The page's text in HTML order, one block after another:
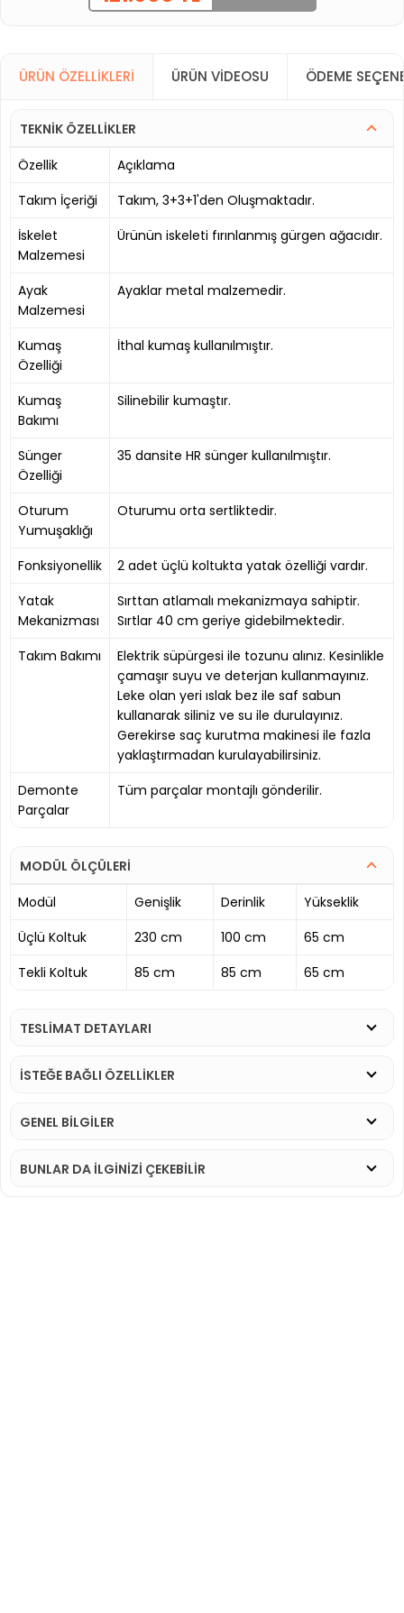
ÜRÜN ÖZELLIKLERI ÜRÜN VIDEOSU ÖDEME
TEKNİK ÖZELLİKLER
Özellik
Açıklama
Takım İçeriği
Takım, 3+3+1'den Oluşmaktadır.
İskelet
Malzemesi
Ürünün iskeleti fırınlanmış gürgen ağacıdır.
Ayak
Malzemesi
Ayaklar metal malzemedir.
Kumaş
Özelliği
İthal kumaş kullanılmıştır.
Kumaş
Bakımı
Silinebilir kumaştır.
Sünger
Özelliği
35 dansite HR sünger kullanılmıştır.
Oturum
Yumuşaklığı
Oturumu orta sertliktedir.
Fonksiyonellik
2 adet üçlü koltukta yatak özelliği vardır.
Yatak
Mekanizması
Sırttan atlamalı mekanizmaya sahiptir.
Sırtlar 40 cm geriye gidebilmektedir.
Takım Bakımı
Elektrik süpürgesi ile tozunu alınız. Kesinlikle
çamaşır suyu ve deterjan kullanmayınız.
Leke olan yeri ıslak bez ile saf sabun
kullanarak siliniz ve su ile durulayınız.
Gerekirse saç kurutma makinesi ile fazla
yaklaştırmadan kurulayabilirsiniz.
Demonte
Parçalar
Tüm parçalar montajlı gönderilir.
MODÜL ÖLÇÜLERİ
Modül
Genişlik Derinlik
Yükseklik
Üçlü Koltuk
230 cm 100 cm
65 cm
Tekli Koltuk
85 cm 85 cm 65 cm
TESLİMAT DETAYLARI
İSTEĞE BAĞLI ÖZELLİKLER
GENEL BİLGİLER
BUNLAR DA İLGINIZI ÇEKEBILIR